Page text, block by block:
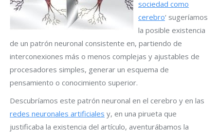
sociedad como
cerebro‘ sugeríamos
la posible existencia
de un patrón neuronal consistente en, partiendo de
interconexiones más o menos complejas y ajustables de
procesadores simples, generar un esquema de
pensamiento o conocimiento superior.
Descubríamos este patrón neuronal en el cerebro y en las
redes neuronales artificiales y, en una pirueta que
justificaba la existencia del artículo, aventurábamos la